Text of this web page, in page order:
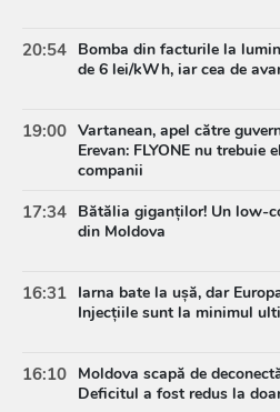
20:54 Bomba din facturile la
de 6 lei/kWh, iar cea de
19:00 Vartanean, apel către
Erevan: FLYONE nu
companii
17:34 Bătălia giganților! Un low-
din Moldova
16:31 Iarna bate la ușă, dar
Injecțiile sunt la minimul
16:10 Moldova scapă de
Deficitul a fost redus la